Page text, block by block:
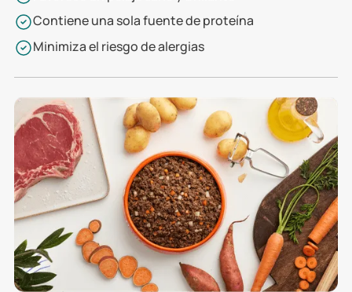
Contiene una sola fuente de proteína
Minimiza el riesgo de alergias